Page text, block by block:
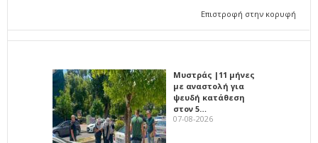
Επιστροφή στην κορυφή
Μυστράς |11 μήνες
με αναστολή για
ψευδή κατάθεση
στον 5…
07-08-2026